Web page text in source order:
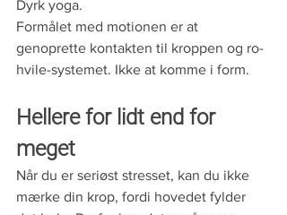
Dyrk yoga.
Formålet med motionen er at
genoprette kontakten til kroppen og ro-
hvile-systemet. Ikke at komme i form.
Hellere for lidt end for
meget
Når du er seriøst stresset, kan du ikke
mærke din krop, fordi hovedet fylder